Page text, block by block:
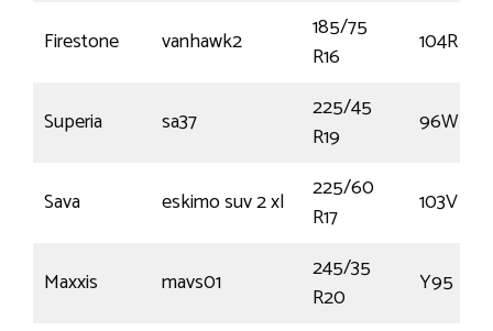
Firestone vanhawk2
185/75
R16
104R
Superia sa37
225/45
R19
96W
Sava eskimo suv 2 xl
225/60
R17
103V
Maxxis mavs01
245/35
R20
Y95